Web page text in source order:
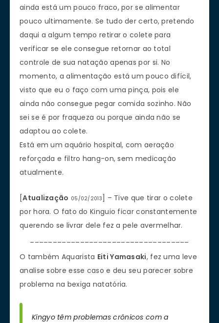
ainda está um pouco fraco, por se alimentar
pouco ultimamente. Se tudo der certo, pretendo
daqui a algum tempo retirar o colete para
verificar se ele consegue retornar ao total
controle de sua natação apenas por si. No
momento, a alimentação está um pouco difícil,
visto que eu o faço com uma pinça, pois ele
ainda não consegue pegar comida sozinho. Não
sei se é por fraqueza ou porque ainda não se
adaptou ao colete.
Está em um aquário hospital, com aeração
reforçada e filtro hang-on, sem medicação
atualmente.
[Atualização 05/02/2013 ] – Tive que tirar o colete
por hora. O fato do Kinguio ficar constantemente
querendo se livrar dele fez a pele avermelhar.
O também Aquarista Eiti Yamasaki, fez uma leve
analise sobre esse caso e deu seu parecer sobre
problema na bexiga natatória.
Kingyo têm problemas crônicos com a